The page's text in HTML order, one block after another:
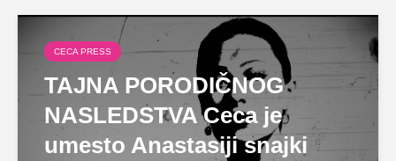
CECA PRESS
TAJNA PORODIČNOG
NASLEDSTVA Ceca je
umesto Anastasiji snajki